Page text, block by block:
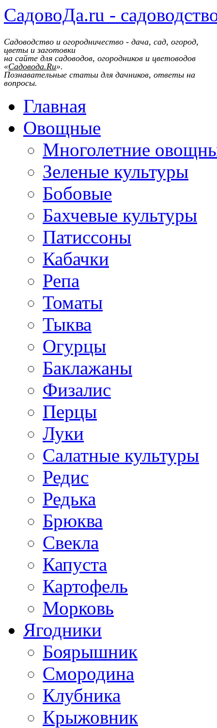
СадовоДа.ru -
Садоводство и огородничество - дача, сад, огород,
цветы и заготовки
на сайте для садоводов, огородников и цветоводов
«Садовода.Ru».
Познавательные статьи для дачников, ответы на
вопросы.
Главная
Овощные
Многолетние
Зеленые культуры
Бобовые
Бахчевые культуры
Патиссоны
Кабачки
Репа
Томаты
Тыква
Огурцы
Баклажаны
Физалис
Перцы
Луки
Салатные культуры
Редис
Редька
Брюква
Свекла
Капуста
Картофель
Морковь
Ягодники
Боярышник
Смородина
Клубника
Крыжовник